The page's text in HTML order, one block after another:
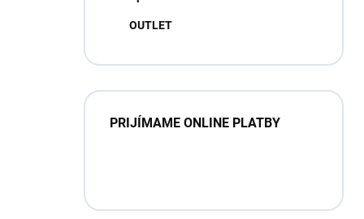
OUTLET
PRIJÍMAME ONLINE PLATBY